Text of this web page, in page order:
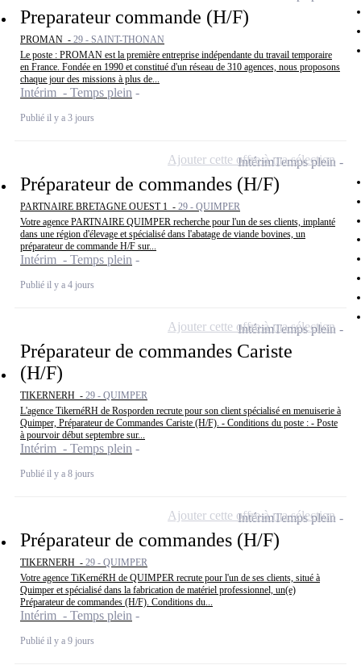
Preparateur commande (H/F)
PROMAN - 29 - SAINT-THONAN
Le poste : PROMAN est la première entreprise indépendante du travail temporaire
en France. Fondée en 1990 et constitué d'un réseau de 310 agences, nous proposons
chaque jour des missions à plus de...
Intérim - Temps plein
Publié il y a 3 jours
Préparateur de commandes (H/F)
PARTNAIRE BRETAGNE OUEST 1 - 29 - QUIMPER
Votre agence PARTNAIRE QUIMPER recherche pour l'un de ses clients, implanté
dans une région d'élevage et spécialisé dans l'abatage de viande bovines, un
préparateur de commande H/F sur...
Intérim - Temps plein
Publié il y a 4 jours
IntérimTemps plein
Ajouter cette offre à ma sélection
Préparateur de commandes Cariste
(H/F)
TIKERNERH - 29 - QUIMPER
L'agence TikernéRH de Rosporden recrute pour son client spécialisé en menuiserie à
Quimper, Préparateur de Commandes Cariste (H/F). - Conditions du poste : - Poste
à pourvoir début septembre sur...
Intérim - Temps plein
Publié il y a 8 jours
IntérimTemps plein
Ajouter cette offre à ma sélection
Préparateur de commandes (H/F)
TIKERNERH - 29 - QUIMPER
Votre agence TiKernéRH de QUIMPER recrute pour l'un de ses clients, situé à
Quimper et spécialisé dans la fabrication de matériel professionnel, un(e)
Préparateur de commandes (H/F). Conditions du...
Intérim - Temps plein
Publié il y a 9 jours
IntérimTemps plein
Ajouter cette offre à ma sélection